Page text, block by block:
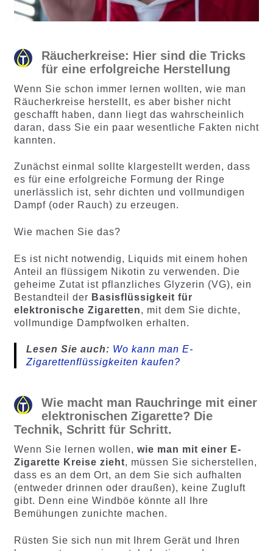
Räucherkreise: Hier sind die Tricks
für eine erfolgreiche Herstellung
Wenn Sie schon immer lernen wollten, wie man
Räucherkreise herstellt, es aber bisher nicht
geschafft haben, dann liegt das wahrscheinlich
daran, dass Sie ein paar wesentliche Fakten nicht
kannten.
Zunächst einmal sollte klargestellt werden, dass
es für eine erfolgreiche Formung der Ringe
unerlässlich ist, sehr dichten und vollmundigen
Dampf (oder Rauch) zu erzeugen.
Wie machen Sie das?
Es ist nicht notwendig, Liquids mit einem hohen
Anteil an flüssigem Nikotin zu verwenden. Die
geheime Zutat ist pflanzliches Glyzerin (VG), ein
Bestandteil der Basisflüssigkeit für
elektronische Zigaretten, mit dem Sie dichte,
vollmundige Dampfwolken erhalten.
Lesen Sie auch: Wo kann man E-
Zigarettenflüssigkeiten kaufen?
Wie macht man Rauchringe mit einer
elektronischen Zigarette? Die
Technik, Schritt für Schritt.
Wenn Sie lernen wollen, wie man mit einer E-
Zigarette Kreise zieht, müssen Sie sicherstellen,
dass es an dem Ort, an dem Sie sich aufhalten
(entweder drinnen oder draußen), keine Zugluft
gibt. Denn eine Windböe könnte all Ihre
Bemühungen zunichte machen.
Rüsten Sie sich nun mit Ihrem Gerät und Ihren